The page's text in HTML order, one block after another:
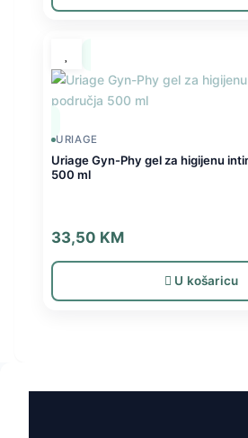
URIAGE
Uriage Gyn-Phy gel za higijenu
500 ml
33,50 KM
U košaricu